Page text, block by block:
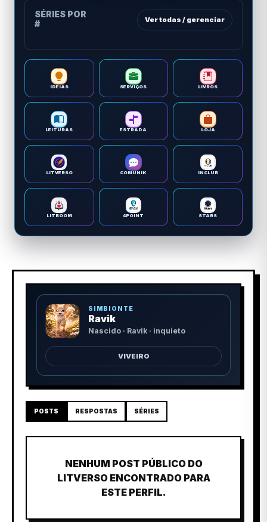
SÉRIES POR
#
Ver todas / gerenciar
IDEIAS SERVIÇOS LIVROS
LEITURAS ESTRADA LOJA
LITVERSO COMUNIK INCLUB
LITBOOM 4POINT STARS
SIMBIONTE
Ravik
Nascido · Ravik · inquieto
VIVEIRO
POSTS RESPOSTAS SÉRIES
NENHUM POST PÚBLICO DO
LITVERSO ENCONTRADO PARA
ESTE PERFIL.